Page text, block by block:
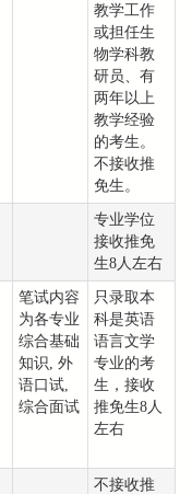
教学工作
或担任生
物学科教
研员、有
两年以上
教学经验
的考生。
不接收推
免生。
专业学位
接收推免
生8人左右
笔试内容
为各专业
综合基础
知识, 外
语口试,
综合面试
只录取本
科是英语
语言文学
专业的考
生，接收
推免生8人
左右
不接收推